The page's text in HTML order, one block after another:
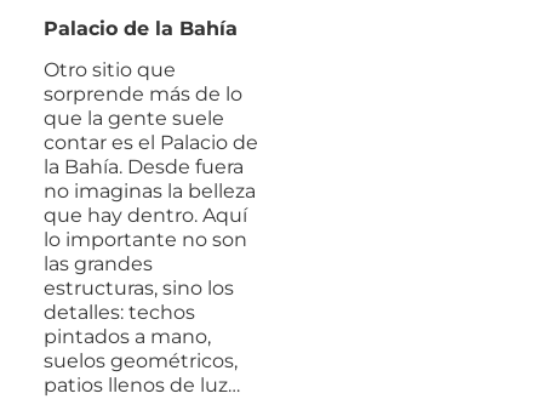
Palacio de la Bahía
Otro sitio que
sorprende más de lo
que la gente suele
contar es el Palacio de
la Bahía. Desde fuera
no imaginas la belleza
que hay dentro. Aquí
lo importante no son
las grandes
estructuras, sino los
detalles: techos
pintados a mano,
suelos geométricos,
patios llenos de luz…